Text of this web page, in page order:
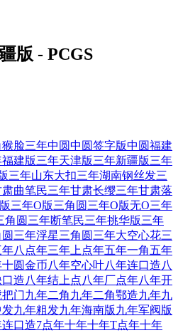
版 - PCGS
猴脸三年中圆中圆签字版中圆福建
建版三年天津版三年新疆版三年
三年山东大扣三年湖南钢丝发三
曲笔民三年甘肃长缨三年甘肃落
三年O版三角圆 三年O版无O三年
角圆 三年断笔民三年挑华版三年
三年浮星三角圆 三年大空心花三
年八点年三年上点年五年一角五年
十圆金币八年空心叶八年连口造八
口造八年结上点八年厂点年八年开
门九年二角九年二角鄂造九年九
发九年粗发九年海南版九年军阀版
连口造7点年十年十年T点年十年